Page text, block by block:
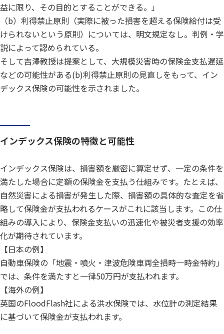
益に限り、その目的とすることができる。」
（b）利得禁止原則（実際に被った損害を超える保険給付は受
けられないという原則）については、明文規定なし。判例・学
説によって認められている。
そして吉澤教授は提案として、大規模災害時の保険金支払遅延
などの可能性がある(b)利得禁止原則の見直しをもって、イン
デックス保険の可能性を示されました。
インデックス保険の特徴と可能性
インデックス保険は、損害額を厳密に算定せず、一定の条件を
満たした場合に定額の保険金を支払う仕組みです。たとえば、
自然災害による損害が発生した際、損害額の具体的な査定を省
略して保険金が支払われるケースがこれに該当します。この仕
組みの導入により、保険金支払いの迅速化や被災者支援の効率
化が期待されています。
【日本の例】
自動車保険の「地震・噴火・津波危険車両全損時一時金特約」
では、条件を満たすと一律50万円が支払われます。
【海外の例】
英国のFloodFlash社による洪水保険では、水位計の測定結果
に基づいて保険金が支払われます。